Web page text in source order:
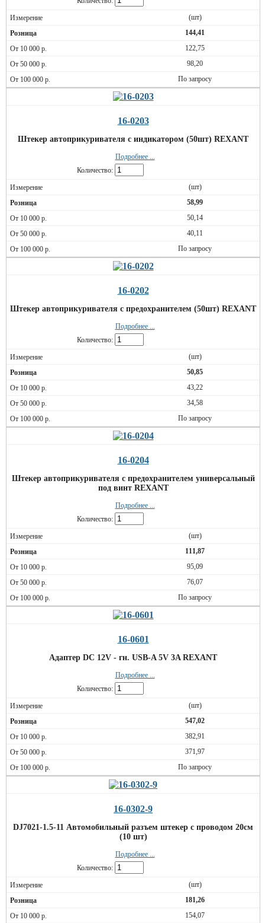
(шт)
144,41
122,75
98,20
По запросу
16-0203
Штекер автоприкуривателя с индикатором (50шт) REXANT
Подробнее ...
Количество:
(шт)
58,99
50,14
40,11
По запросу
16-0202
Штекер автоприкуривателя с предохранителем (50шт) REXANT
Подробнее ...
Количество:
(шт)
50,85
43,22
34,58
По запросу
16-0204
Штекер автоприкуривателя с предохранителем универсальный
под винт REXANT
Подробнее ...
Количество:
(шт)
111,87
95,09
76,07
По запросу
16-0601
Адаптер DC 12V - гн. USB-A 5V 3A REXANT
Подробнее ...
Количество:
(шт)
547,02
382,91
371,97
По запросу
16-0302-9
DJ7021-1.5-11 Автомобильный разъем штекер с проводом 20см
(10 шт)
Подробнее ...
Количество:
(шт)
181,26
154,07